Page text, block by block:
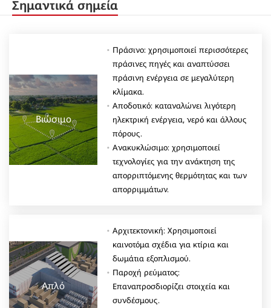
Σημαντικά σημεία
Πράσινο: χρησιμοποιεί περισσότερες
πράσινες πηγές και αναπτύσσει
πράσινη ενέργεια σε μεγαλύτερη
κλίμακα.
Αποδοτικό: καταναλώνει λιγότερη
ηλεκτρική ενέργεια, νερό και άλλους
πόρους.
Ανακυκλώσιμο: χρησιμοποιεί
τεχνολογίες για την ανάκτηση της
απορριπτόμενης θερμότητας και των
απορριμμάτων.
Βιώσιμο
Απλό
Αρχιτεκτονική: Χρησιμοποιεί
καινοτόμα σχέδια για κτίρια και
δωμάτια εξοπλισμού.
Παροχή ρεύματος:
Επαναπροσδιορίζει στοιχεία και
συνδέσμους.